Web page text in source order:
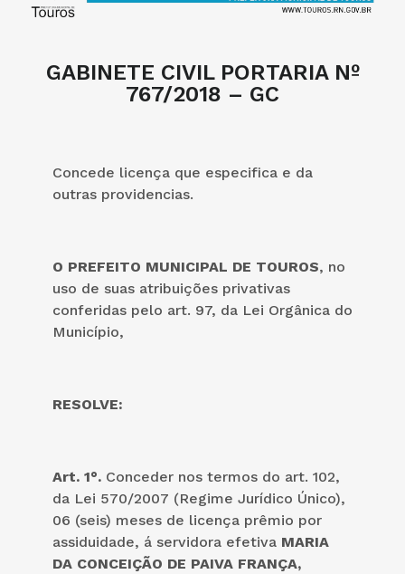
GABINETE CIVIL PORTARIA Nº
767/2018 – GC
Concede licença que especifica e da
outras providencias.
O PREFEITO MUNICIPAL DE TOUROS, no
uso de suas atribuições privativas
conferidas pelo art. 97, da Lei Orgânica do
Município,
RESOLVE:
Art. 1°. Conceder nos termos do art. 102,
da Lei 570/2007 (Regime Jurídico Único),
06 (seis) meses de licença prêmio por
assiduidade, á servidora efetiva MARIA
DA CONCEIÇÃO DE PAIVA FRANÇA,